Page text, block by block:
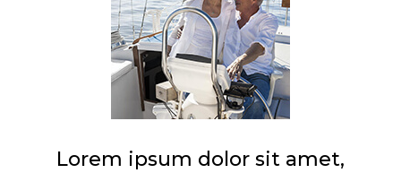
Lorem ipsum dolor sit amet,